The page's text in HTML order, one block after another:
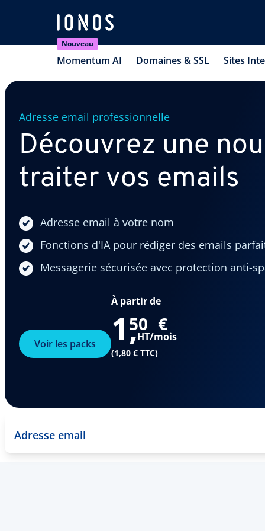
Nouveau
Momentum AI Domaines & SSL Sites
Adresse email professionnelle
Découvrez une
traiter vos emails
Adresse email à votre nom
Fonctions d'IA pour rédiger des emails
Messagerie sécurisée avec protection anti-
À partir de
1,
50 €
HT/mois
(1,80 € TTC)
Voir les packs
Adresse email